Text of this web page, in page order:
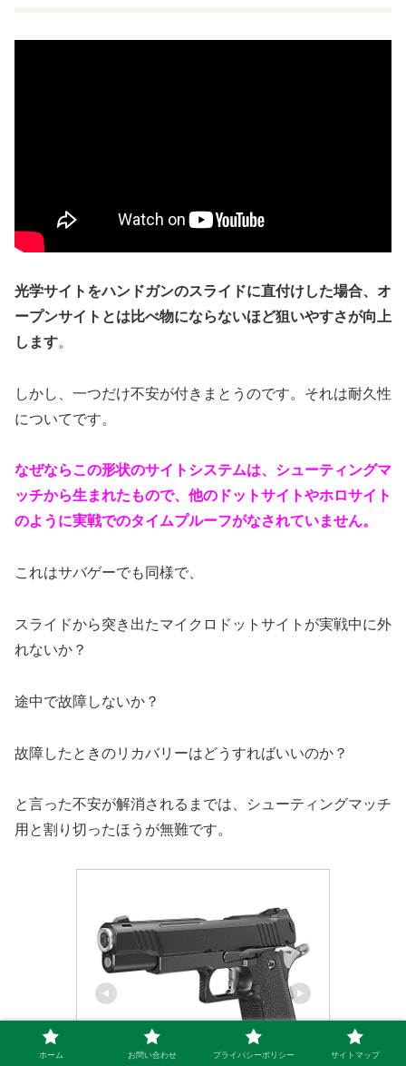
光学サイトをハンドガンのスライドに直付けした場合、オ
ープンサイトとは比べ物にならないほど狙いやすさが向上
します。
しかし、一つだけ不安が付きまとうのです。それは耐久性
についてです。
なぜならこの形状のサイトシステムは、シューティングマ
ッチから生まれたもので、他のドットサイトやホロサイト
のように実戦でのタイムプルーフがなされていません。
これはサバゲーでも同様で、
スライドから突き出たマイクロドットサイトが実戦中に外
れないか？
途中で故障しないか？
故障したときのリカバリーはどうすればいいのか？
と言った不安が解消されるまでは、シューティングマッチ
用と割り切ったほうが無難です。
ホーム お問い合わせ プライバシーポリシー サイトマップ